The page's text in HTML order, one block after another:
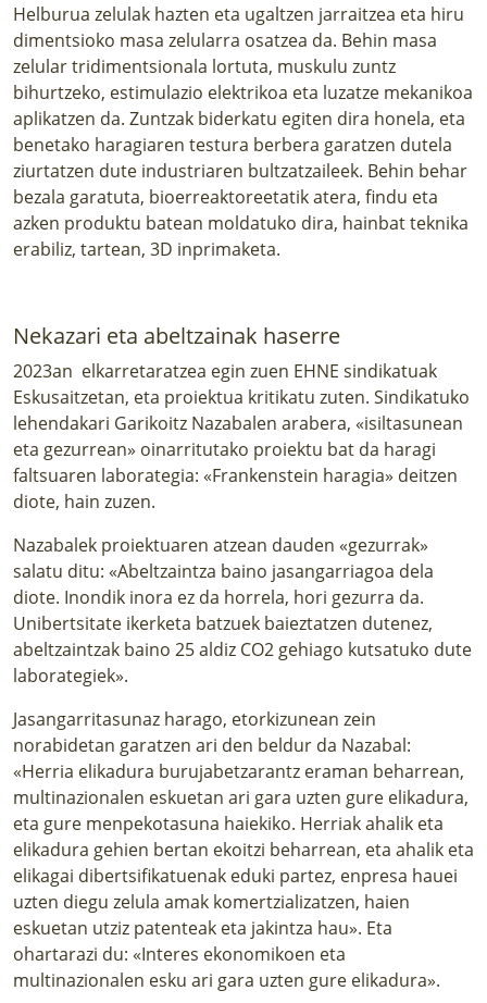
Helburua zelulak hazten eta ugaltzen jarraitzea eta hiru
dimentsioko masa zelularra osatzea da. Behin masa
zelular tridimentsionala lortuta, muskulu zuntz
bihurtzeko, estimulazio elektrikoa eta luzatze mekanikoa
aplikatzen da. Zuntzak biderkatu egiten dira honela, eta
benetako haragiaren testura berbera garatzen dutela
ziurtatzen dute industriaren bultzatzaileek. Behin behar
bezala garatuta, bioerreaktoreetatik atera, findu eta
azken produktu batean moldatuko dira, hainbat teknika
erabiliz, tartean, 3D inprimaketa.
Nekazari eta abeltzainak haserre
2023an elkarretaratzea egin zuen EHNE sindikatuak
Eskusaitzetan, eta proiektua kritikatu zuten. Sindikatuko
lehendakari Garikoitz Nazabalen arabera, «isiltasunean
eta gezurrean» oinarritutako proiektu bat da haragi
faltsuaren laborategia: «Frankenstein haragia» deitzen
diote, hain zuzen.
Nazabalek proiektuaren atzean dauden «gezurrak»
salatu ditu: «Abeltzaintza baino jasangarriagoa dela
diote. Inondik inora ez da horrela, hori gezurra da.
Unibertsitate ikerketa batzuek baieztatzen dutenez,
abeltzaintzak baino 25 aldiz CO2 gehiago kutsatuko dute
laborategiek».
Jasangarritasunaz harago, etorkizunean zein
norabidetan garatzen ari den beldur da Nazabal:
«Herria elikadura burujabetzarantz eraman beharrean,
multinazionalen eskuetan ari gara uzten gure elikadura,
eta gure menpekotasuna haiekiko. Herriak ahalik eta
elikadura gehien bertan ekoitzi beharrean, eta ahalik eta
elikagai dibertsifikatuenak eduki partez, enpresa hauei
uzten diegu zelula amak komertzializatzen, haien
eskuetan utziz patenteak eta jakintza hau». Eta
ohartarazi du: «Interes ekonomikoen eta
multinazionalen esku ari gara uzten gure elikadura».